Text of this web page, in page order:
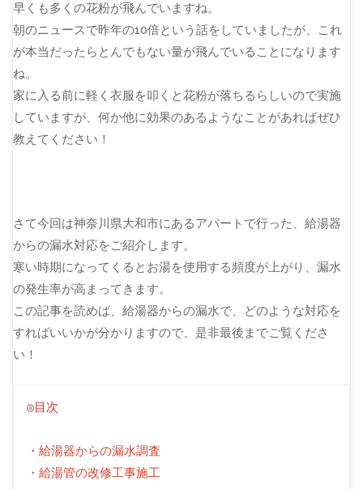
早くも多くの花粉が飛んでいますね。
朝のニュースで昨年の10倍という話をしていましたが、これ
が本当だったらとんでもない量が飛んでいることになります
ね。
家に入る前に軽く衣服を叩くと花粉が落ちるらしいので実施
していますが、何か他に効果のあるようなことがあればぜひ
教えてください！
さて今回は神奈川県大和市にあるアパートで行った、給湯器
からの漏水対応をご紹介します。
寒い時期になってくるとお湯を使用する頻度が上がり、漏水
の発生率が高まってきます。
この記事を読めば、給湯器からの漏水で、どのような対応を
すればいいかが分かりますので、是非最後までご覧くださ
い！
◎目次
・ 給湯器からの漏水調査
・ 給湯管の改修工事施工